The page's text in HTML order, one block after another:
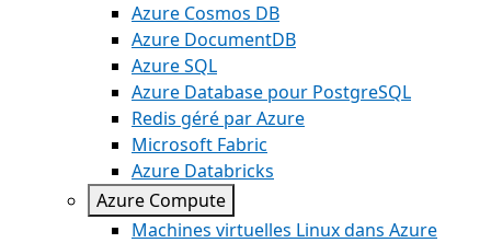
Azure Cosmos DB
Azure DocumentDB
Azure SQL
Azure Database pour PostgreSQL
Redis géré par Azure
Microsoft Fabric
Azure Databricks
Azure Compute
Machines virtuelles Linux dans Azure